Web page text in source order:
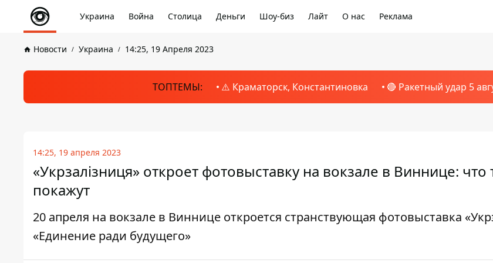
Украина Война Столица Деньги Шоу-биз Лайт О нас Реклама
Новости Украина 14:25, 19 Апреля 2023
ТОПТЕМЫ: ⚠️ Краматорск, Константиновка 🔴 Ракетный удар 5
14:25, 19 апреля 2023
«Укрзалізниця» откроет фотовыставку на вокзале в Виннице: что
покажут
20 апреля на вокзале в Виннице откроется странствующая фотовыставка
«Единение ради будущего»